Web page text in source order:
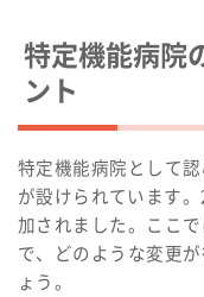
特定機能病院
ント
特定機能病院として
が設けられています
加されました。ここ
で、どのような変更
ょう。